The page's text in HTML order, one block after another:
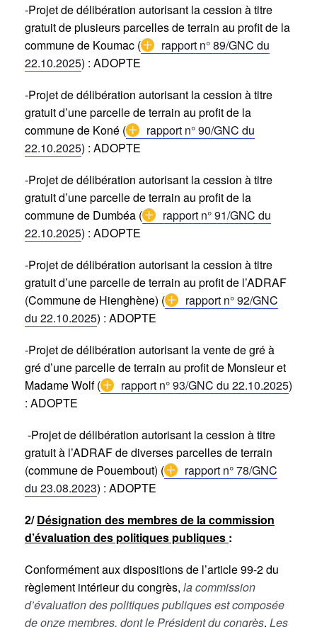
-Projet de délibération autorisant la cession à titre
gratuit de plusieurs parcelles de terrain au profit de la
commune de Koumac (
rapport n° 89/GNC du
22.10.2025) : ADOPTE
-Projet de délibération autorisant la cession à titre
gratuit d’une parcelle de terrain au profit de la
commune de Koné (
rapport n° 90/GNC du
22.10.2025) : ADOPTE
-Projet de délibération autorisant la cession à titre
gratuit d’une parcelle de terrain au profit de la
commune de Dumbéa (
rapport n° 91/GNC du
22.10.2025) : ADOPTE
-Projet de délibération autorisant la cession à titre
gratuit d’une parcelle de terrain au profit de l’ADRAF
(Commune de Hienghène) (
rapport n° 92/GNC
du 22.10.2025) : ADOPTE
-Projet de délibération autorisant la vente de gré à
gré d’une parcelle de terrain au profit de Monsieur et
Madame Wolf (
rapport n° 93/GNC du 22.10.2025)
: ADOPTE
-Projet de délibération autorisant la cession à titre
gratuit à l’ADRAF de diverses parcelles de terrain
(commune de Pouembout) (
rapport n° 78/GNC
du 23.08.2023) : ADOPTE
2/Désignation des membres de la commission
d’évaluation des politiques publiques :
Conformément aux dispositions de l’article 99-2 du
règlement intérieur du congrès, la commission
d’évaluation des politiques publiques est composée
de onze membres, dont le Président du congrès. Les